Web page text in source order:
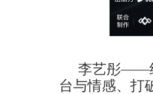
李艺彤——
台与情感、打